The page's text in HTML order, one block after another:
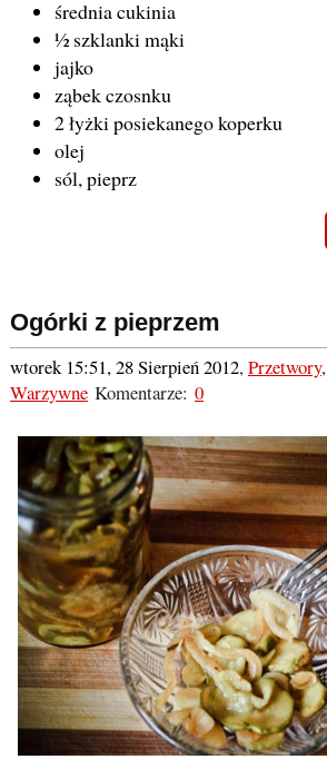
średnia cukinia
½ szklanki mąki
jajko
ząbek czosnku
2 łyżki posiekanego koperku
olej
sól, pieprz
Ogórki z pieprzem
wtorek 15:51, 28 Sierpień 2012,Przetwory,
WarzywneKomentarze: 0